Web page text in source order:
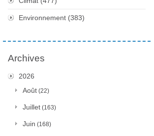
Environnement (383)
Archives
2026
Août (22)
Juillet (163)
Juin (168)